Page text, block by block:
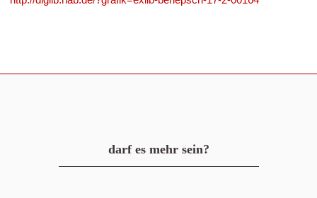
darf es mehr sein?